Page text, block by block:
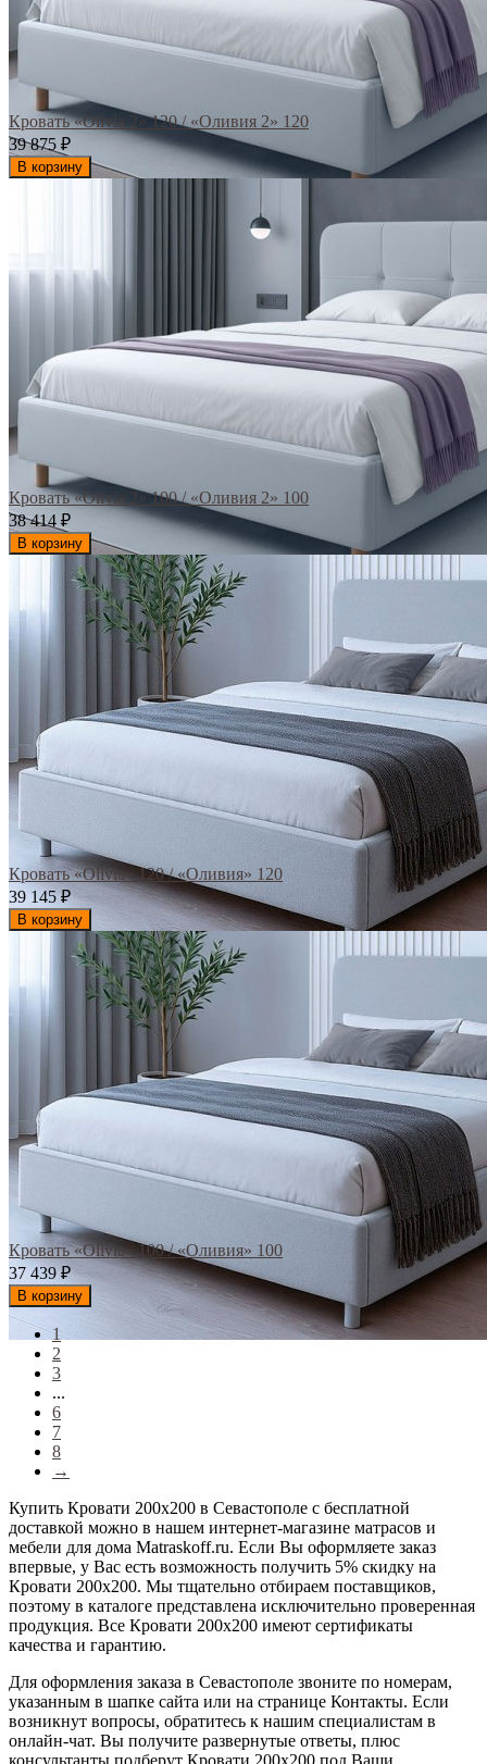
Кровать «Olivia 2» 120 / «Оливия 2» 120
39 875 ₽
В корзину
Кровать «Olivia 2» 100 / «Оливия 2» 100
38 414 ₽
В корзину
Кровать «Olivia» 120 / «Оливия» 120
39 145 ₽
В корзину
Кровать «Olivia» 100 / «Оливия» 100
37 439 ₽
В корзину
1
2
3
...
6
7
8
→
Купить Кровати 200х200 в Севастополе с бесплатной
доставкой можно в нашем интернет-магазине матрасов и
мебели для дома Matraskoff.ru. Если Вы оформляете заказ
впервые, у Вас есть возможность получить 5% скидку на
Кровати 200х200. Мы тщательно отбираем поставщиков,
поэтому в каталоге представлена исключительно проверенная
продукция. Все Кровати 200х200 имеют сертификаты
качества и гарантию.
Для оформления заказа в Севастополе звоните по номерам,
указанным в шапке сайта или на странице Контакты. Если
возникнут вопросы, обратитесь к нашим специалистам в
онлайн-чат. Вы получите развернутые ответы, плюс
консультанты подберут Кровати 200х200 под Ваши